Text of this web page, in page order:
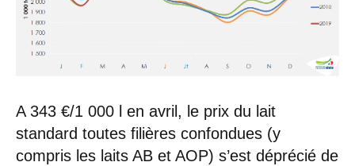
A 343 €/1 000 l en avril, le prix du lait
standard toutes filières confondues (y
compris les laits AB et AOP) s’est déprécié de